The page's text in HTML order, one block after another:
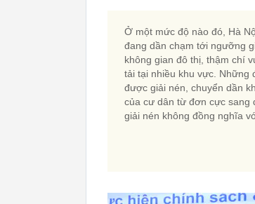
Ở một mức độ nào đó, Hà
đang dần chạm tới ngưỡng
không gian đô thị, thậm chí
tải tại nhiều khu vực. Những
được giải nén, chuyển dần
của cư dân từ đơn cực sang
giải nén không đồng nghĩa